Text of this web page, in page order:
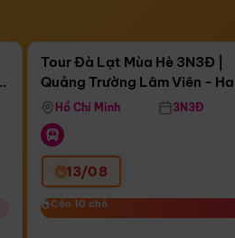
Còn03 ngày 13:20:48
Tour Đà Lạt Mùa Hè 3N3Đ |
Quảng Trường Lâm Viên -
Hill - Puppy Farm
Hồ Chí Minh 3N3Đ
13/08
Còn 10 chỗ
Còn 10 chỗ